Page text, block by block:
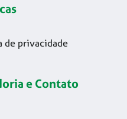
de privacidade
e Contato